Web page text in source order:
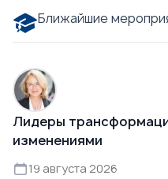
Ближайшие
Лидеры
изменениями
19 августа 2026